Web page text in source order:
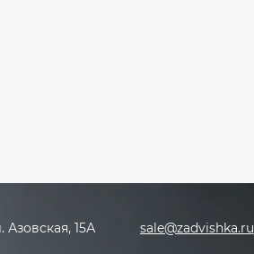
Азовская, 15А sale@zadvishka.ru